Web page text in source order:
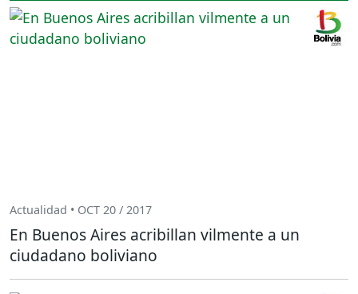
Actualidad • OCT 20 / 2017
En Buenos Aires acribillan vilmente a un
ciudadano boliviano